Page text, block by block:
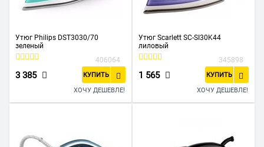
Утюг Philips DST3030/70
зеленый
406064
3 385 КУПИТЬ
ХОЧУ ДЕШЕВЛЕ!
Утюг Scarlett SC-SI30K44
лиловый
345898
1 565 КУПИТЬ
ХОЧУ ДЕШЕВЛЕ!